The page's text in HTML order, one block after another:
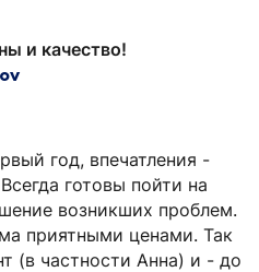
и качество!
год, впечатления -
готовы пойти на
возникших проблем.
приятными ценами. Так
(в частности Анна) и - до